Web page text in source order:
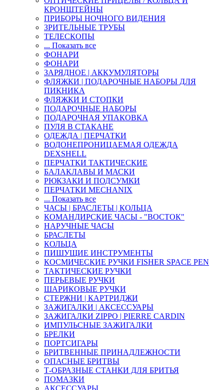
КРОНШТЕЙНЫ
ПРИБОРЫ НОЧНОГО ВИДЕНИЯ
ЗРИТЕЛЬНЫЕ ТРУБЫ
ТЕЛЕСКОПЫ
... Показать все
ФОНАРИ
ФОНАРИ
ЗАРЯДНОЕ | АККУМУЛЯТОРЫ
ФЛЯЖКИ | ПОДАРОЧНЫЕ НАБОРЫ ДЛЯ
ПИКНИКА
ФЛЯЖКИ И СТОПКИ
ПОДАРОЧНЫЕ НАБОРЫ
ПОДАРОЧНАЯ УПАКОВКА
ПУЛЯ В СТАКАНЕ
ОДЕЖДА | ПЕРЧАТКИ
ВОДОНЕПРОНИЦАЕМАЯ ОДЕЖДА
DEXSHELL
ПЕРЧАТКИ ТАКТИЧЕСКИЕ
БАЛАКЛАВЫ И МАСКИ
РЮКЗАКИ И ПОДСУМКИ
ПЕРЧАТКИ MECHANIX
... Показать все
ЧАСЫ | БРАСЛЕТЫ | КОЛЬЦА
КОМАНДИРСКИЕ ЧАСЫ - "ВОСТОК"
НАРУЧНЫЕ ЧАСЫ
БРАСЛЕТЫ
КОЛЬЦА
ПИШУЩИЕ ИНСТРУМЕНТЫ
КОСМИЧЕСКИЕ РУЧКИ FISHER SPACE PEN
ТАКТИЧЕСКИЕ РУЧКИ
ПЕРЬЕВЫЕ РУЧКИ
ШАРИКОВЫЕ РУЧКИ
СТЕРЖНИ | КАРТРИДЖИ
ЗАЖИГАЛКИ | АКСЕССУАРЫ
ЗАЖИГАЛКИ ZIPPO | PIERRE CARDIN
ИМПУЛЬСНЫЕ ЗАЖИГАЛКИ
БРЕЛКИ
ПОРТСИГАРЫ
БРИТВЕННЫЕ ПРИНАДЛЕЖНОСТИ
ОПАСНЫЕ БРИТВЫ
Т-ОБРАЗНЫЕ СТАНКИ ДЛЯ БРИТЬЯ
ПОМАЗКИ
АКСЕССУАРЫ